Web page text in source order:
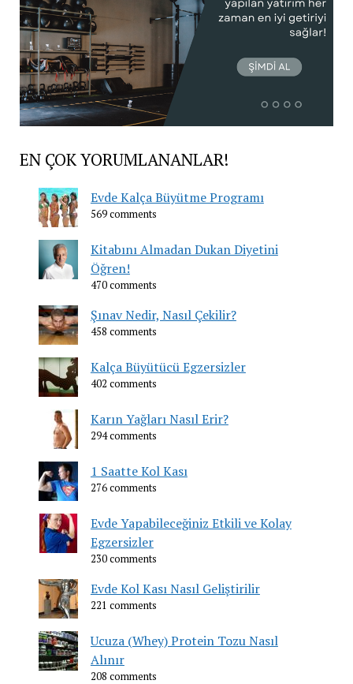
EN ÇOK YORUMLANANLAR!
Evde Kalça Büyütme Programı
569 comments
Kitabını Almadan Dukan Diyetini
Öğren!
470 comments
Şınav Nedir, Nasıl Çekilir?
458 comments
Kalça Büyütücü Egzersizler
402 comments
Karın Yağları Nasıl Erir?
294 comments
1 Saatte Kol Kası
276 comments
Evde Yapabileceğiniz Etkili ve Kolay
Egzersizler
230 comments
Evde Kol Kası Nasıl Geliştirilir
221 comments
Ucuza (Whey) Protein Tozu Nasıl
Alınır
208 comments